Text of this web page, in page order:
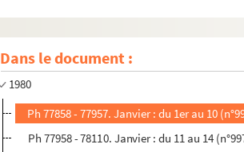
Dans le document :
1978
1979
1980
Ph 77858 - 77957. Janvier : du 1er au 10
Ph 77958 - 78110. Janvier : du 11 au 14